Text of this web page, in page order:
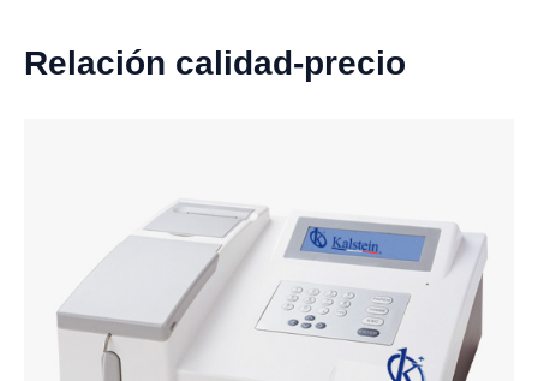
Relación calidad-precio